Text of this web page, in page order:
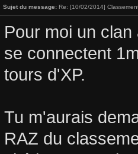
Sujet du message: Re: [10/02/2014]
Pour moi un
se connectent
tours d'XP.
Tu m'aurais
RAZ du